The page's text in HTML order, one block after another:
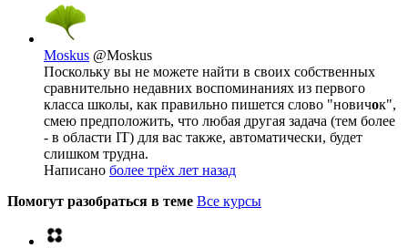
Moskus @Moskus
Поскольку вы не можете найти в своих собственных
сравнительно недавних воспоминаниях из первого
класса школы, как правильно пишется слово "новичок",
смею предположить, что любая другая задача (тем более
- в области IT) для вас также, автоматически, будет
слишком трудна.
Написано более трёх лет назад
Помогут разобраться в теме Все курсы